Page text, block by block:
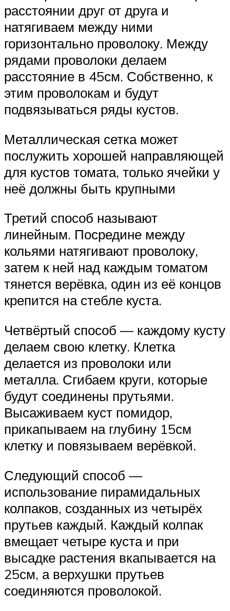
расстоянии друг от друга и
натягиваем между ними
горизонтально проволоку. Между
рядами проволоки делаем
расстояние в 45см. Собственно, к
этим проволокам и будут
подвязываться ряды кустов.
Металлическая сетка может
послужить хорошей направляющей
для кустов томата, только ячейки у
неё должны быть крупными
Третий способ называют
линейным. Посредине между
кольями натягивают проволоку,
затем к ней над каждым томатом
тянется верёвка, один из её концов
крепится на стебле куста.
Четвёртый способ — каждому кусту
делаем свою клетку. Клетка
делается из проволоки или
металла. Сгибаем круги, которые
будут соединены прутьями.
Высаживаем куст помидор,
прикапываем на глубину 15см
клетку и повязываем верёвкой.
Следующий способ —
использование пирамидальных
колпаков, созданных из четырёх
прутьев каждый. Каждый колпак
вмещает четыре куста и при
высадке растения вкапывается на
25см, а верхушки прутьев
соединяются проволокой.